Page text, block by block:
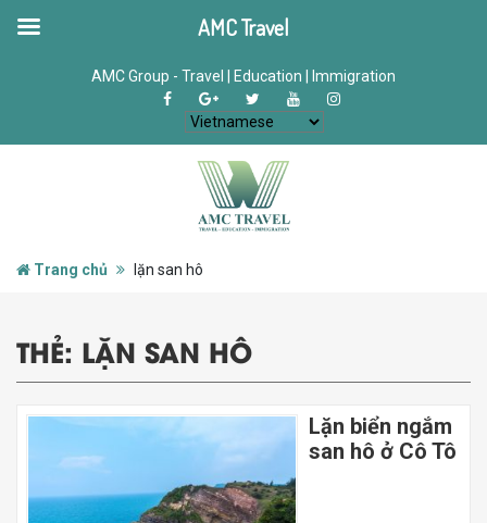
AMC Group - Travel | Education | Immigration
Trang chủ lặn san hô
THẺ: LẶN SAN HÔ
Lặn biển ngắm
san hô ở Cô Tô
AMC Travel